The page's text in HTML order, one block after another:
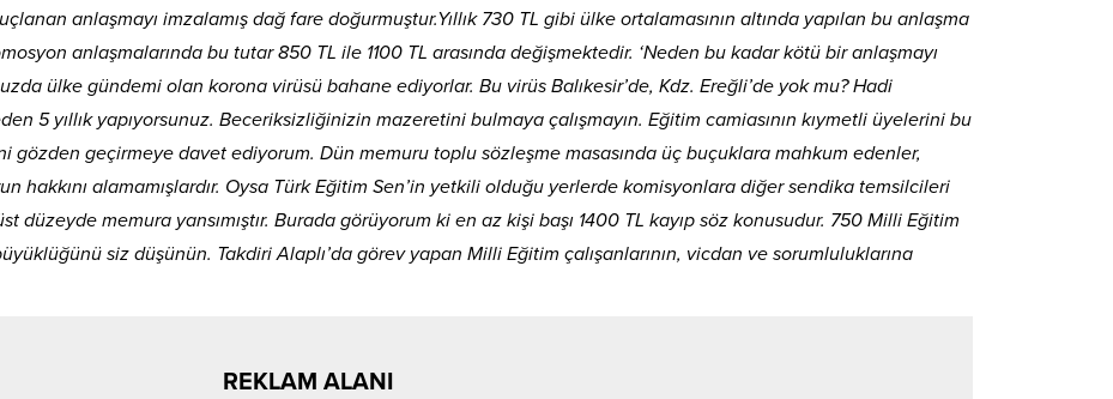
anlaşmayı imzalamış dağ fare doğurmuştur.Yıllık 730 TL gibi ülke ortalamasının altında yapılan bu anlaşma
anlaşmalarında bu tutar 850 TL ile 1100 TL arasında değişmektedir. ‘Neden bu kadar kötü bir anlaşmayı
ülke gündemi olan korona virüsü bahane ediyorlar. Bu virüs Balıkesir’de, Kdz. Ereğli’de yok mu? Hadi
5 yıllık yapıyorsunuz. Beceriksizliğinizin mazeretini bulmaya çalışmayın. Eğitim camiasının kıymetli üyelerini bu
geçirmeye davet ediyorum. Dün memuru toplu sözleşme masasında üç buçuklara mahkum edenler,
hakkını alamamışlardır. Oysa Türk Eğitim Sen’in yetkili olduğu yerlerde komisyonlara diğer sendika temsilcileri
düzeyde memura yansımıştır. Burada görüyorum ki en az kişi başı 1400 TL kayıp söz konusudur. 750 Milli Eğitim
siz düşünün. Takdiri Alaplı’da görev yapan Milli Eğitim çalışanlarının, vicdan ve sorumluluklarına
REKLAM ALANI